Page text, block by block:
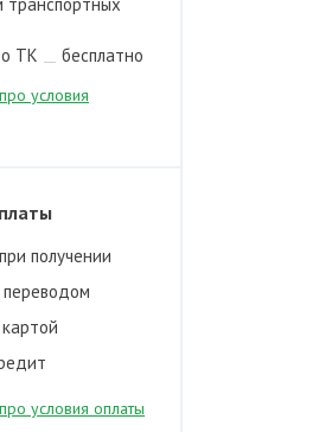
ТК
бесплатно
условия
получении
условия оплаты